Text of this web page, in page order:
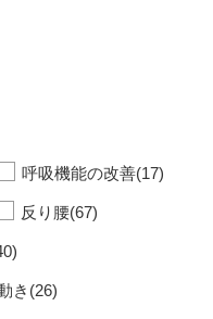
呼吸機能の改善(17)
反り腰(67)
き(26)